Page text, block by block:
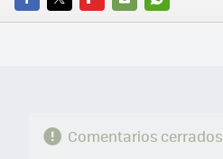
FACEBOOK
TWITTERFLIPBOARD
E-
WHATSAPP
Comentarios cerrados